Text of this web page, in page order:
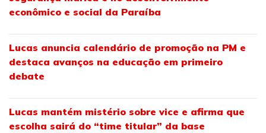
econômico e social da Paraíba
Lucas anuncia calendário de promoção na PM e
destaca avanços na educação em primeiro
debate
Lucas mantém mistério sobre vice e afirma que
escolha sairá do “time titular” da base